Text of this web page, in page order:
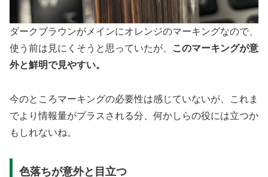
ダークブラウンがメインにオレンジのマーキングなので、
使う前は見にくそうと思っていたが、
このマーキングが意
外と鮮明で見やすい。
今のところマーキングの必要性は感じていないが、これま
でより情報量がプラスされる分、何かしらの役には立つか
もしれないね。
色落ちが意外と目立つ